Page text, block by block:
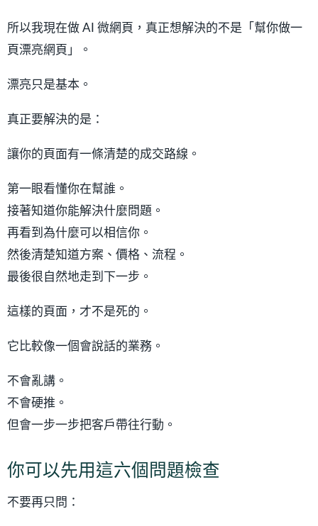
所以我現在做 AI 微網頁，真正想解決的不是「幫你做一
頁漂亮網頁」。
漂亮只是基本。
真正要解決的是：
讓你的頁面有一條清楚的成交路線。
第一眼看懂你在幫誰。
接著知道你能解決什麼問題。
再看到為什麼可以相信你。
然後清楚知道方案、價格、流程。
最後很自然地走到下一步。
這樣的頁面，才不是死的。
它比較像一個會說話的業務。
不會亂講。
不會硬推。
但會一步一步把客戶帶往行動。
你可以先用這六個問題檢查
不要再只問：